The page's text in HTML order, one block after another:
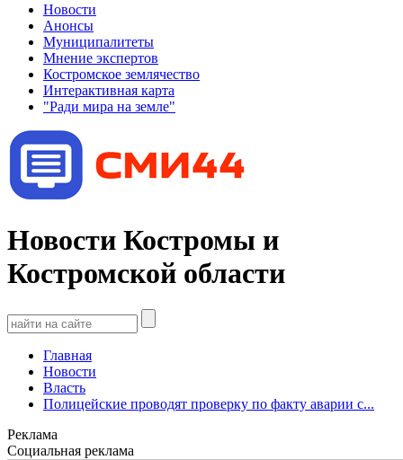
Новости
Анонсы
Муниципалитеты
Мнение экспертов
Костромское землячество
Интерактивная карта
"Ради мира на земле"
Новости Костромы и
Костромской области
Главная
Новости
Власть
Полицейские проводят проверку по факту аварии с...
Реклама
Социальная реклама